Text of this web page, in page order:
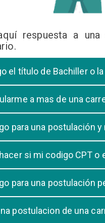
respuesta a
el título de Bachiller o
año.
a mas de una
para una postulación
con su unidad de
si mi codigo CPT o
para una postulación
postulacion de una